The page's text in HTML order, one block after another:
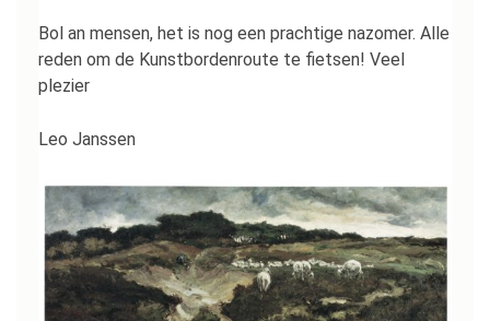
Bol an mensen, het is nog een prachtige nazomer. Alle
reden om de Kunstbordenroute te fietsen! Veel
plezier
Leo Janssen